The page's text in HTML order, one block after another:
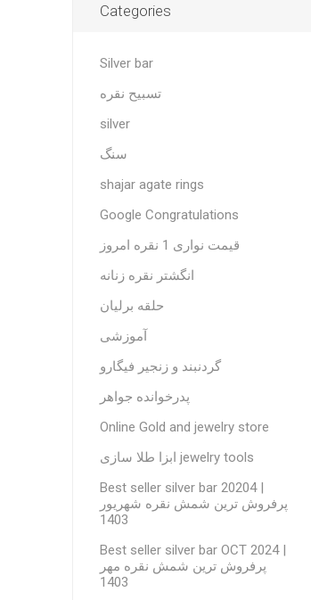
Categories
Silver bar
تسبیح نقره
silver
سنگ
shajar agate rings
Google Congratulations
قیمت نواری 1 نقره امروز
انگشتر نقره زنانه
حلقه برلیان
آموزشی
گردنبند و زنجیر فیگارو
پدرخوانده جواهر
Online Gold and jewelry store
ابزا طلا سازی jewelry tools
Best seller silver bar 20204 |
پرفروش ترین شمش نقره شهریور
1403
Best seller silver bar OCT 2024 |
پرفروش ترین شمش نقره مهر
1403